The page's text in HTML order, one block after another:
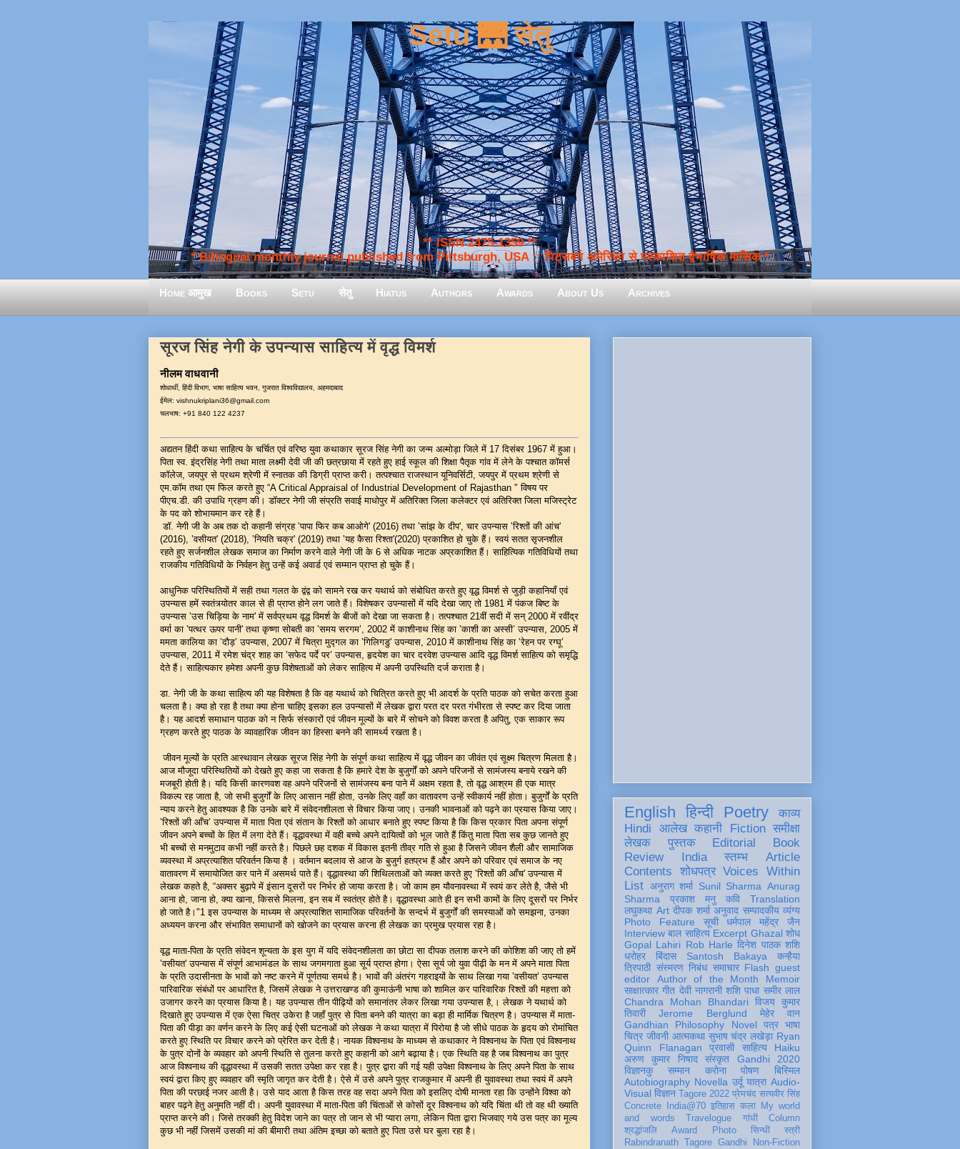
Setu 🌉 सेतु
** ISSN 2475-1359 **
* Bilingual monthly journal published from Pittsburgh, USA :: पिट्सबर्ग अमेरिका से प्रकाशित द्वैभाषिक मासिक *
Home आमुख Books Setu सेतु Hiatus Authors Awards About Us Archives
सूरज सिंह नेगी के उपन्यास साहित्य में वृद्ध विमर्श
नीलम वाधवानी
शोधार्थी, हिंदी विभाग, भाषा साहित्य भवन, गुजरात विश्वविद्यालय, अहमदाबाद
ईमेल: vishnukriplani36@gmail.com
चलभाष: +91 840 122 4237
अद्यतन हिंदी कथा साहित्य के चर्चित एवं वरिष्ठ युवा कथाकार सूरज सिंह नेगी का जन्म अल्मोड़ा जिले में 17 दिसंबर 1967 में हुआ।
पिता स्व. इंद्रसिंह नेगी तथा माता लक्ष्मी देवी जी की छत्रछाया में रहते हुए हाई स्कूल की शिक्षा पैतृक गांव में लेने के पश्चात कॉमर्स
कॉलेज, जयपुर से प्रथम श्रेणी में स्नातक की डिग्री प्राप्त करी। तत्पश्चात राजस्थान यूनिवर्सिटी, जयपुर में प्रथम श्रेणी से
एम.कॉम तथा एम फिल करते हुए “A Critical Appraisal of Industrial Development of Rajasthan " विषय पर
पीएच.डी. की उपाधि ग्रहण की। डॉक्टर नेगी जी संप्रति सवाई माधोपुर में अतिरिक्त जिला कलेक्टर एवं अतिरिक्त जिला मजिस्ट्रेट
के पद को शोभायमान कर रहे हैं।
डॉ. नेगी जी के अब तक दो कहानी संग्रह ‛पापा फिर कब आओगे' (2016) तथा ‛सांझ के दीप', चार उपन्यास ‛रिश्तों की आंच'
(2016), ‛वसीयत' (2018), ‛नियति चक्र' (2019) तथा ‛यह कैसा रिश्ता'(2020) प्रकाशित हो चुके हैं। स्वयं सतत सृजनशील
रहते हुए सर्जनशील लेखक समाज का निर्माण करने वाले नेगी जी के 6 से अधिक नाटक अप्रकाशित हैं। साहित्यिक गतिविधियों तथा
राजकीय गतिविधियों के निर्वहन हेतु उन्हें कई अवार्ड एवं सम्मान प्राप्त हो चुके हैं।
आधुनिक परिस्थितियों में सही तथा गलत के द्वंद्व को सामने रख कर यथार्थ को संबोधित करते हुए वृद्ध विमर्श से जुड़ी कहानियाँ एवं
उपन्यास हमें स्वतंत्र्योतर काल से ही प्राप्त होने लग जाते हैं। विशेषकर उपन्यासों में यदि देखा जाए तो 1981 में पंकज बिष्ट के
उपन्यास ‛उस चिड़िया के नाम' में सर्वप्रथम वृद्ध विमर्श के बीजों को देखा जा सकता है। तत्पश्चात 21वीं सदी में सन् 2000 में रवींद्र
वर्मा का ‛पत्थर ऊपर पानी' तथा कृष्णा सोबती का ‛समय सरगम’, 2002 में काशीनाथ सिंह का ‛काशी का अस्सी’ उपन्यास, 2005 में
ममता कालिया का ‛दौड़’ उपन्यास, 2007 में चित्रा मुद्गल का ‛गिलिगडु' उपन्यास, 2010 में काशीनाथ सिंह का ‛रेहन पर रग्घू’
उपन्यास, 2011 में रमेश चंद्र शाह का ‛सफेद पर्दे पर’ उपन्यास, हृदयेश का चार दरवेश उपन्यास आदि वृद्ध विमर्श साहित्य को समृद्धि
देते हैं। साहित्यकार हमेशा अपनी कुछ विशेषताओं को लेकर साहित्य में अपनी उपस्थिति दर्ज कराता है।
डा. नेगी जी के कथा साहित्य की यह विशेषता है कि वह यथार्थ को चित्रित करते हुए भी आदर्श के प्रति पाठक को सचेत करता हुआ
चलता है। क्या हो रहा है तथा क्या होना चाहिए इसका हल उपन्यासों में लेखक द्वारा परत दर परत गंभीरता से स्पष्ट कर दिया जाता
है। यह आदर्श समाधान पाठक को न सिर्फ संस्कारों एवं जीवन मूल्यों के बारे में सोचने को विवश करता है अपितु, एक साकार रूप
ग्रहण करते हुए पाठक के व्यावहारिक जीवन का हिस्सा बनने की सामर्थ्य रखता है।
जीवन मूल्यों के प्रति आस्थावान लेखक सूरज सिंह नेगी के संपूर्ण कथा साहित्य में वृद्ध जीवन का जीवंत एवं सूक्ष्म चित्रण मिलता है।
आज मौजूदा परिस्थितियों को देखते हुए कहा जा सकता है कि हमारे देश के बुजुर्गों को अपने परिजनों से सामंजस्य बनाये रखने की
मजबूरी होती है। यदि किसी कारणवश वह अपने परिजनों से सामंजस्य बना पाने में अक्षम रहता है, तो वृद्ध आश्रम ही एक मात्र
विकल्प रह जाता है, जो सभी बुजुर्गों के लिए आसान नहीं होता, उनके लिए वहाँ का वातावरण उन्हें स्वीकार्य नहीं होता। बुजुर्गों के प्रति
न्याय करने हेतु आवश्यक है कि उनके बारे में संवेदनशीलता से विचार किया जाए। उनकी भावनाओं को पढ़ने का प्रयास किया जाए।
‛रिश्तों की आँच’ उपन्यास में माता पिता एवं संतान के रिश्तों को आधार बनाते हुए स्पष्ट किया है कि किस प्रकार पिता अपना संपूर्ण
जीवन अपने बच्चों के हित में लगा देते हैं। वृद्धावस्था में वही बच्चे अपने दायित्वों को भूल जाते हैं किंतु माता पिता सब कुछ जानते हुए
भी बच्चों से मनमुटाव कभी नहीं करते है। पिछले छह दशक में विकास इतनी तीव्र गति से हुआ है जिसने जीवन शैली और सामाजिक
व्यवस्था में अप्रत्याशित परिवर्तन किया है । वर्तमान बदलाव से आज के बुजुर्ग हतप्रभ हैं और अपने को परिवार एवं समाज के नए
वातावरण में समायोजित कर पाने में असमर्थ पाते हैं। वृद्धावस्था की शिथिलताओं को व्यक्त करते हुए ‛रिश्तों की आँच' उपन्यास में
लेखक कहते है, “अक्सर बुढ़ापे में इंसान दूसरों पर निर्भर हो जाया करता है। जो काम हम यौवनावस्था में स्वयं कर लेते है, जैसे भी
आना हो, जाना हो, क्या खाना, किससे मिलना, इन सब में स्वतंत्र होते है। वृद्धावस्था आते ही इन सभी कामों के लिए दूसरों पर निर्भर
हो जाते है।"1 इस उपन्यास के माध्यम से अप्रत्याशित सामाजिक परिवर्तनों के सन्दर्भ में बुजुर्गों की समस्याओं को समझना, उनका
अध्ययन करना और संभावित समाधानों को खोजने का प्रयास करना ही लेखक का प्रमुख प्रयास रहा है।
वृद्ध माता-पिता के प्रति संवेदन शून्यता के इस युग में यदि संवेदनशीलता का छोटा सा दीपक तलाश करने की कोशिश की जाए तो हमें
‛वसीयत' उपन्यास में संपूर्ण आभामंडल के साथ जगमगाता हुआ सूर्य प्राप्त होगा। ऐसा सूर्य जो युवा पीढ़ी के मन में अपने माता पिता
के प्रति उदासीनता के भावों को नष्ट करने में पूर्णतया समर्थ है। भावों की अंतरंग गहराइयों के साथ लिखा गया ‛वसीयत’ उपन्यास
पारिवारिक संबंधों पर आधारित है, जिसमें लेखक ने उत्तराखण्ड की कुमाऊंनी भाषा को शामिल कर पारिवारिक रिश्तों की महत्ता को
उजागर करने का प्रयास किया है। यह उपन्यास तीन पीढ़ियों को समानांतर लेकर लिखा गया उपन्यास है,। लेखक ने यथार्थ को
दिखाते हुए उपन्यास में एक ऐसा चित्र उकेरा है जहाँ पुत्र से पिता बनने की यात्रा का बड़ा ही मार्मिक चित्रण है। उपन्यास में माता-
पिता की पीड़ा का वर्णन करने के लिए कई ऐसी घटनाओं को लेखक ने कथा यात्रा में पिरोया है जो सीधे पाठक के हृदय को रोमांचित
करते हुए स्थिति पर विचार करने को प्रेरित कर देती है। नायक विश्वनाथ के माध्यम से कथाकार ने विश्वनाथ के पिता एवं विश्वनाथ
के पुत्र दोनों के व्यवहार को अपनी स्थिति से तुलना करते हुए कहानी को आगे बढ़ाया है। एक स्थिति वह है जब विश्वनाथ का पुत्र
आज विश्वनाथ की वृद्धावस्था में उसकी सतत उपेक्षा कर रहा है। पुत्र द्वारा की गई यही उपेक्षा विश्वनाथ के लिए अपने पिता के साथ
स्वयं द्वारा किए हुए व्यवहार की स्मृति जागृत कर देती है। ऐसे में उसे अपने पुत्र राजकुमार में अपनी ही युवावस्था तथा स्वयं में अपने
पिता की परछाई नजर आती है। उसे याद आता है किस तरह वह सदा अपने पिता को इसलिए दोषी मानता रहा कि उन्होंने विश्वा को
बाहर पढ़ने हेतु अनुमति नहीं दी। अपनी युवावस्था में माता-पिता की चिंताओं से कोसों दूर विश्वनाथ को यदि चिंता थी तो वह थी ख्याति
प्राप्त करने की। जिसे तरक्की हेतु विदेश जाने का पत्र तो जान से भी प्यारा लगा, लेकिन पिता द्वारा भिजवाए गये उस पत्र का मूल्य
कुछ भी नहीं जिसमें उसकी मां की बीमारी तथा अंतिम इच्छा को बताते हुए पिता उसे घर बुला रहा है।
English हिन्दी Poetry
काव्य
Hindi
आलेख कहानी Fiction समीक्षा
लेखक
पुस्तक Editorial
Book
Review
India स्तम्भ
Article
Contents
शोधपत्र Voices Within
List अनुराग शर्मा Sunil Sharma Anurag
Sharma
प्रकाश मनु कवि
Translation
लघुकथा Art दीपक शर्मा अनुवाद सम्पादकीय व्यंग्य
Photo Feature
सूची
धर्मपाल महेंद्र जैन
Interview बाल साहित्य Excerpt Ghazal शोध
Gopal Lahiri Rob Harle दिनेश पाठक शशि
धरोहर
बिंदास Santosh Bakaya
कन्हैया
त्रिपाठी संस्मरण निबंध समाचार Flash guest
editor
Author of the Month
Memoir
साक्षात्कार गीत देवी नागरानी शशि पाधा समीर लाल
Chandra Mohan Bhandari विजय कुमार
तिवारी
Jerome Berglund
मेहेर वान
Gandhian Philosophy
Novel पत्र भाषा
चित्र जीवनी आत्मकथा सुभाष चंद्र लखेड़ा Ryan
Quinn Flanagan
प्रवासी साहित्य
Haiku
अरुण कुमार निषाद
संस्कृत
Gandhi 2020
विज्ञानकु
सम्मान करोना पोषण
बिस्मिल
Autobiography Novella उर्दू यात्रा Audio-
Visual विज्ञान Tagore 2022 प्रेमचंद सत्यवीर सिंह
Concrete
India@70 इतिहास कला
My world
and words
Travelogue गांधी
Column
श्रद्धांजलि
Award Photo सिन्धी
स्त्री
Rabindranath Tagore Gandhi
Non-Fiction